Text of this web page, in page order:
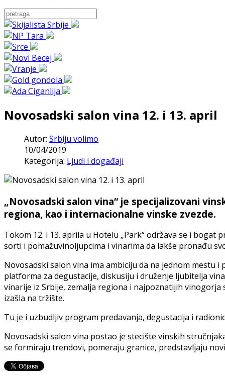
Novosadski salon vina 12. i 13. april
Autor: Srbiju volimo
10/04/2019
Kategorija: Ljudi i događaji
„Novosadski salon vina“ je specijalizovani
regiona, kao i internacionalne vinske zvezde.
Tokom 12. i 13. aprila u Hotelu „Park“ održava se i
sorti i pomažuvinoljupcima i vinarima da lakše pronađu
Novosadski salon vina ima ambiciju da na jednom
platforma za degustacije, diskusiju i druženje ljubitelja
vinarije iz Srbije, zemalja regiona i najpoznatijih
izašla na tržište.
Tu je i uzbudljiv program predavanja, degustacija i
Novosadski salon vina postao je stecište vinskih
se formiraju trendovi, pomeraju granice, predstavljaju